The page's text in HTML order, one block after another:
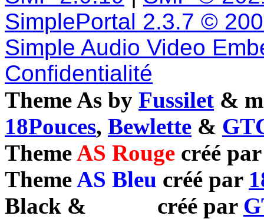
SimplePortal 2.3.7 ©
Simple Audio Video
Confidentialité
Theme As by Fussilet &
18Pouces, Bewlette &
ThemeAS Rouge créé
ThemeAS Bleu créé par
Black & créé par